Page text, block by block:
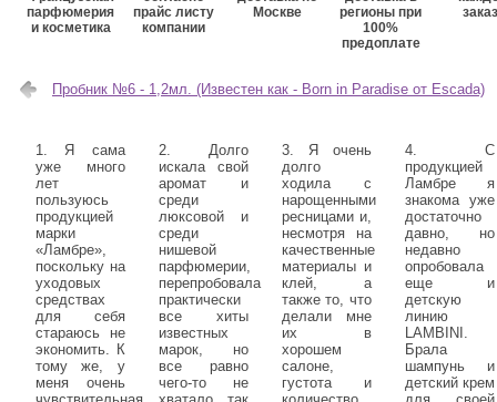
парфюмерия
и косметика
прайс листу
компании
Москве
регионы при
100%
предоплате
Пробник №6 - 1,2мл. (Известен как - Born in Paradise от Escada)
1. Я сама
уже много
лет
пользуюсь
продукцией
марки
«Ламбре»,
поскольку на
уходовых
средствах
для себя
стараюсь не
экономить. К
тому же, у
меня очень
2. Долго
искала свой
аромат и
среди
люксовой и
среди
нишевой
парфюмерии,
перепробовала
практически
все хиты
известных
марок, но
все равно
чего-то не
3. Я очень
долго
ходила с
нарощенными
ресницами и,
несмотря на
качественные
материалы и
клей, а
также то, что
делали мне
их в
хорошем
салоне,
густота и
4. С
продукцией
Ламбре я
знакома уже
достаточно
давно, но
недавно
опробовала
еще и
детскую
линию
LAMBINI.
Брала
шампунь и
детский крем